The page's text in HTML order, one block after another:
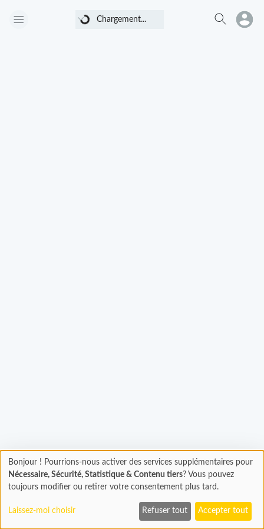
Chargement...
Chargement
En cours...
Bonjour ! Pourrions-nous activer des services supplémentaires pour
Nécessaire, Sécurité, Statistique & Contenu tiers? Vous pouvez
toujours modifier ou retirer votre consentement plus tard.
Laissez-moi choisir Refuser tout Accepter tout